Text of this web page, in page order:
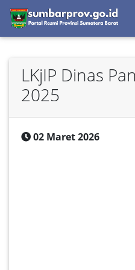
LKjIP Dinas
2025
02 Maret 2026